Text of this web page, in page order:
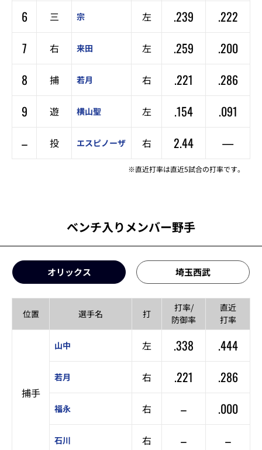
6
三 宗 左 .239
.222
7
右 来田 左 .259
.200
8
捕 若月 右 .221
.286
9
遊 横山聖 左 .154
.091
–
投 エスピノーザ 右 2.44 —
※直近打率は直近5試合の打率です。
ベンチ入りメンバー野手
オリックス 埼玉西武
位置 選手名 打
打率/
防御率
直近
打率
捕手
山中 左 .338 .444
若月 右 .221 .286
福永 右 – .000
石川 右 – –